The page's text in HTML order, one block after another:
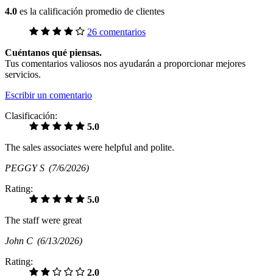
4.0 es la calificación promedio de clientes
26 comentarios
Cuéntanos qué piensas.
Tus comentarios valiosos nos ayudarán a proporcionar mejores
servicios.
Escribir un comentario
Clasificación:
5.0
The sales associates were helpful and polite.
PEGGY S (7/6/2026)
Rating:
5.0
The staff were great
John C (6/13/2026)
Rating:
2.0